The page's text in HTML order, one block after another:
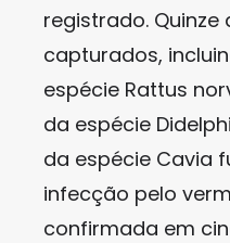
registrado.
capturados,
espécie Rattus
da espécie
da espécie Cavia
infecção pelo
confirmada em